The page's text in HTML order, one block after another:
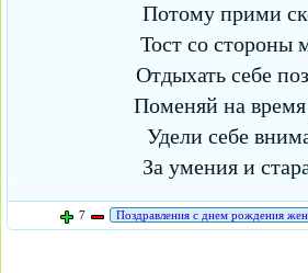
Потому прими
Тост со стороны
Отдыхать себе
Поменяй на время
Удели себе
За умения и
7
Поздравления с днем рождения